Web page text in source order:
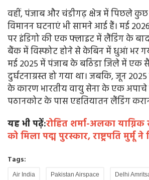
वहीं, पंजाब और चंडीगढ़ क्षेत्र में पिछले
विमानन घटनाएं भी सामने आई हैं। मई
पर इंडिगो की एक फ्लाइट में लैंडिंग के
बैंक में विस्फोट होने से केबिन में धुआं भर
मई 2025 में पंजाब के बठिंडा जिले में एक
दुर्घटनाग्रस्त हो गया था। जबकि, जून
के कारण भारतीय वायु सेना के एक अपाचे
पठानकोट के पास एहतियातन लैंडिंग
यह भी पढ़ें:रोहित शर्मा-अलका
को मिला पद्म पुरस्कार, राष्ट्रपति मुर्मू
Tags:
Air India Pakistan Airspace Delhi